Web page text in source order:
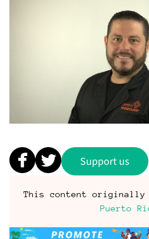
Support us
This content originally
Puerto